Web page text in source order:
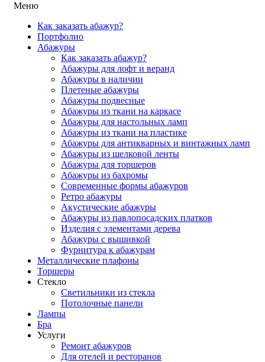
Меню
Как заказать абажур?
Портфолио
Абажуры
Как заказать абажур?
Абажуры для лофт и веранд
Абажуры в наличии
Плетеные абажуры
Абажуры подвесные
Абажуры из ткани на каркасе
Абажуры для настольных ламп
Абажуры из ткани на пластике
Абажуры для антикварных и винтажных ламп
Абажуры из шелковой ленты
Абажуры для торшеров
Абажуры из бахромы
Современные формы абажуров
Ретро абажуры
Акустические абажуры
Абажуры из павлопосадских платков
Изделия с элементами дерева
Абажуры с вышивкой
Фурнитура к абажурам
Металлические плафоны
Торшеры
Стекло
Светильники из стекла
Потолочные панели
Лампы
Бра
Услуги
Ремонт абажуров
Для отелей и ресторанов